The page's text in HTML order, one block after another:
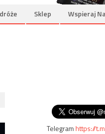
Sklep Wspieraj
Telegramhttps://